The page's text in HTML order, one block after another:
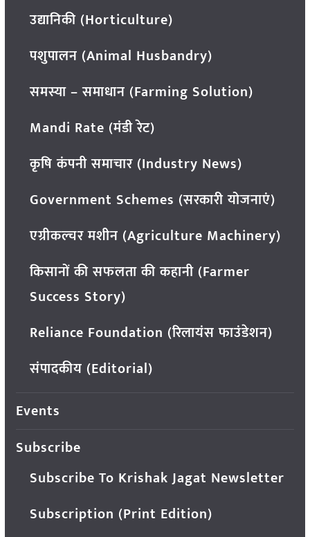
उद्यानिकी (Horticulture)
पशुपालन (Animal Husbandry)
समस्या – समाधान (Farming Solution)
Mandi Rate (मंडी रेट)
कृषि कंपनी समाचार (Industry News)
Government Schemes (सरकारी योजनाएं)
एग्रीकल्चर मशीन (Agriculture Machinery)
किसानों की सफलता की कहानी (Farmer
Success Story)
Reliance Foundation (रिलायंस फाउंडेशन)
संपादकीय (Editorial)
Events
Subscribe
Subscribe To Krishak Jagat Newsletter
Subscription (Print Edition)